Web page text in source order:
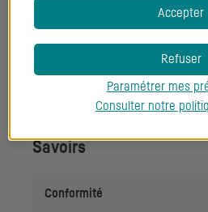
Reporting
Travail en équipe
Savoirs
Conformité
Accepter
Refuser
Paramétrer mes
Consulter notre